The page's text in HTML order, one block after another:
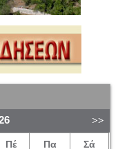
Πέ Πα Σά